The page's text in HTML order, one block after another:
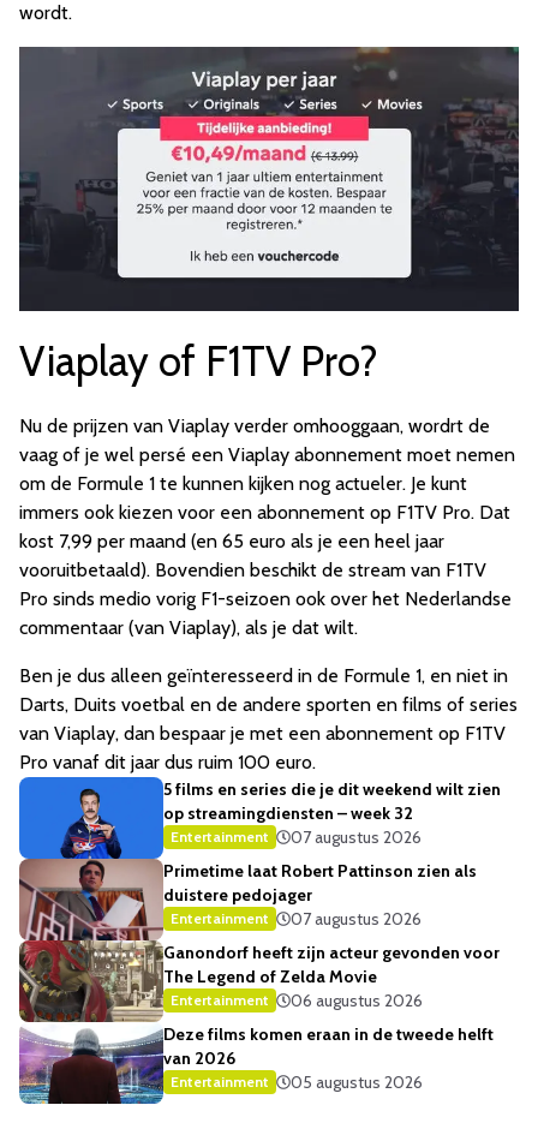
wordt.
Viaplay of F1TV Pro?
Nu de prijzen van Viaplay verder omhooggaan, wordrt de
vaag of je wel persé een Viaplay abonnement moet nemen
om de Formule 1 te kunnen kijken nog actueler. Je kunt
immers ook kiezen voor een abonnement op F1TV Pro. Dat
kost 7,99 per maand (en 65 euro als je een heel jaar
vooruitbetaald). Bovendien beschikt de stream van F1TV
Pro sinds medio vorig F1-seizoen ook over het Nederlandse
commentaar (van Viaplay), als je dat wilt.
Ben je dus alleen geïnteresseerd in de Formule 1, en niet in
Darts, Duits voetbal en de andere sporten en films of series
van Viaplay, dan bespaar je met een abonnement op F1TV
Pro vanaf dit jaar dus ruim 100 euro.
5 films en series die je dit weekend wilt zien
op streamingdiensten – week 32
Entertainment
07 augustus 2026
Primetime laat Robert Pattinson zien als
duistere pedojager
Entertainment
07 augustus 2026
Ganondorf heeft zijn acteur gevonden voor
The Legend of Zelda Movie
Entertainment
06 augustus 2026
Deze films komen eraan in de tweede helft
van 2026
Entertainment 05 augustus 2026